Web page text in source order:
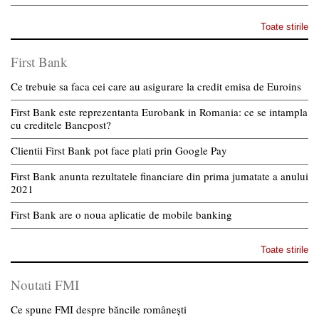
Toate stirile
First Bank
Ce trebuie sa faca cei care au asigurare la credit emisa de Euroins
First Bank este reprezentanta Eurobank in Romania: ce se intampla
cu creditele Bancpost?
Clientii First Bank pot face plati prin Google Pay
First Bank anunta rezultatele financiare din prima jumatate a anului
2021
First Bank are o noua aplicatie de mobile banking
Toate stirile
Noutati FMI
Ce spune FMI despre băncile românești